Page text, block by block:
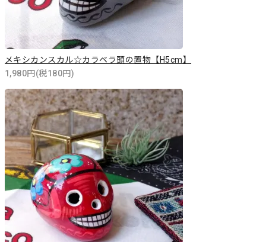
メキシカンスカル☆カラベラ頭の置物【H5cm】
1,980円(税180円)